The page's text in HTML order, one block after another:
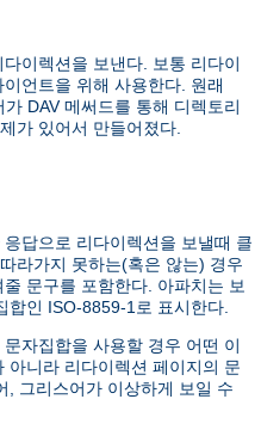
이렉션을 보낸다. 보통 리다이
언트을 위해 사용한다. 원래
DAV 메써드를 통해 디렉토리
가 있어서 만들어졌다.
답으로 리다이렉션을 보낼때 클
라가지 못하는(혹은 않는) 경우
문구를 포함한다. 아파치는 보
합인 ISO-8859-1로 표시한다.
자집합을 사용할 경우 어떤 이
아니라 리다이렉션 페이지의 문
, 그리스어가 이상하게 보일 수